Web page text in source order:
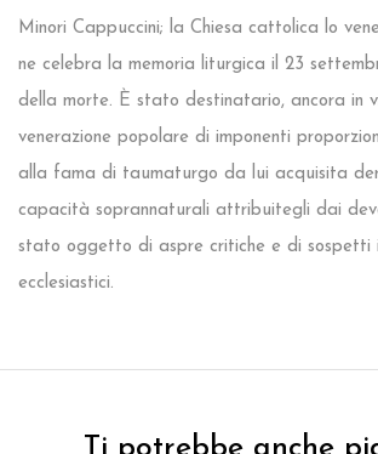
Minori Cappuccini; la Chiesa cattolica lo
ne celebra la memoria liturgica il 23
della morte. È stato destinatario, ancora in
venerazione popolare di imponenti
alla fama di taumaturgo da lui acquisita
capacità soprannaturali attribuitegli dai
stato oggetto di aspre critiche e di sospetti
ecclesiastici.